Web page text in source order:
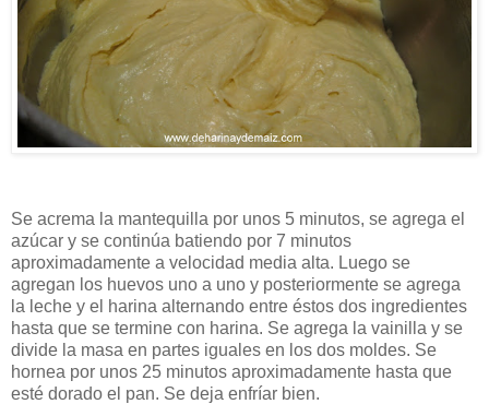
Se acrema la mantequilla por unos 5 minutos, se agrega el
azúcar y se continúa batiendo por 7 minutos
aproximadamente a velocidad media alta. Luego se
agregan los huevos uno a uno y posteriormente se agrega
la leche y el harina alternando entre éstos dos ingredientes
hasta que se termine con harina. Se agrega la vainilla y se
divide la masa en partes iguales en los dos moldes. Se
hornea por unos 25 minutos aproximadamente hasta que
esté dorado el pan. Se deja enfríar bien.